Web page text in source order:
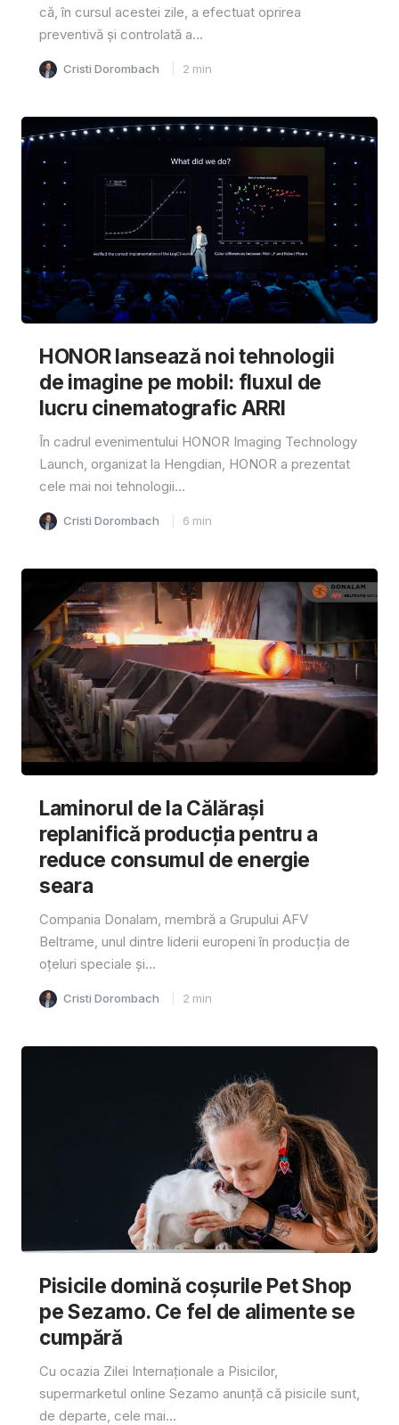
că, în cursul acestei zile, a efectuat oprirea
preventivă și controlată a...
Cristi Dorombach 2 min
HONOR lansează noi tehnologii
de imagine pe mobil: fluxul de
lucru cinematografic ARRI
În cadrul evenimentului HONOR Imaging Technology
Launch, organizat la Hengdian, HONOR a prezentat
cele mai noi tehnologii...
Cristi Dorombach 6 min
Laminorul de la Călărași
replanifică producția pentru a
reduce consumul de energie
seara
Compania Donalam, membră a Grupului AFV
Beltrame, unul dintre liderii europeni în producția de
oțeluri speciale și...
Cristi Dorombach 2 min
Pisicile domină coșurile Pet Shop
pe Sezamo. Ce fel de alimente se
cumpără
Cu ocazia Zilei Internaționale a Pisicilor,
supermarketul online Sezamo anunță că pisicile sunt,
de departe, cele mai...